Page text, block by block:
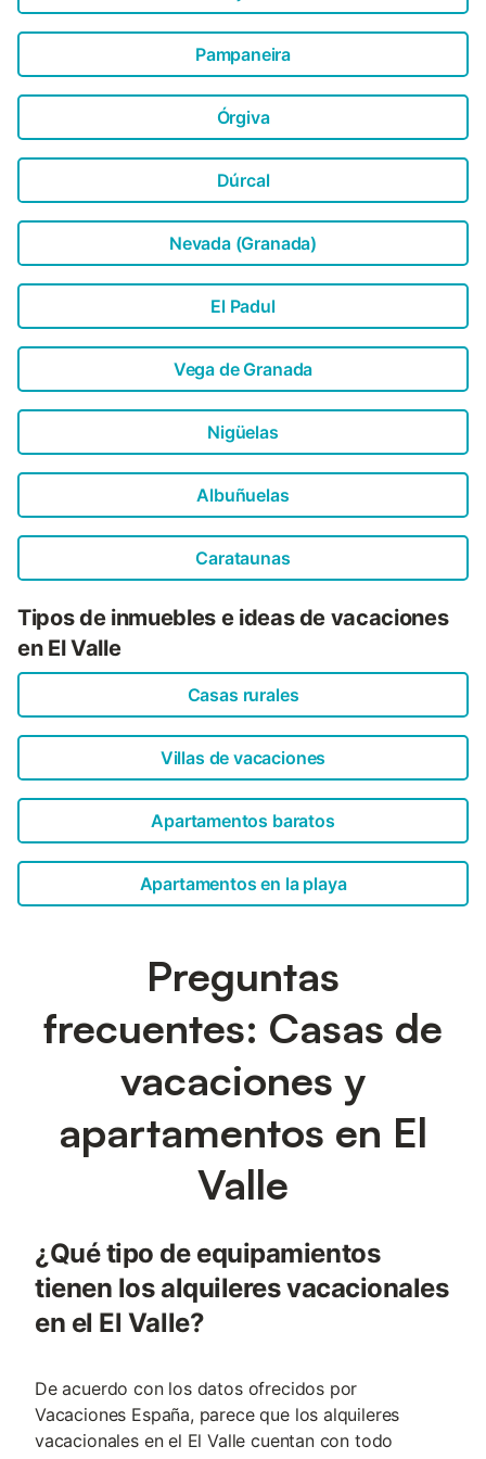
Pampaneira
Órgiva
Dúrcal
Nevada (Granada)
El Padul
Vega de Granada
Nigüelas
Albuñuelas
Carataunas
Tipos de inmuebles e ideas de vacaciones
en El Valle
Casas rurales
Villas de vacaciones
Apartamentos baratos
Apartamentos en la playa
Preguntas
frecuentes: Casas de
vacaciones y
apartamentos en El
Valle
¿Qué tipo de equipamientos
tienen los alquileres vacacionales
en el El Valle?
De acuerdo con los datos ofrecidos por
Vacaciones España, parece que los alquileres
vacacionales en el El Valle cuentan con todo